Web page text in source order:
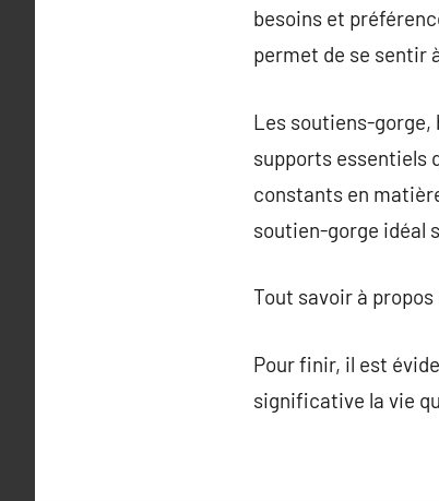
besoins et
permet de se sentir
Les soutiens-gorge,
supports essentiels
constants en
soutien-gorge idéal
Tout savoir à propos
Pour finir, il est
significative la vie